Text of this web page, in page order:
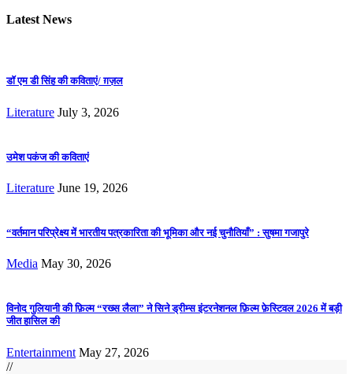
Latest News
डॉ एम डी सिंह की कविताएं/ ग़ज़ल
Literature July 3, 2026
उमेश पकंज की कविताएं
Literature June 19, 2026
“वर्तमान परिप्रेक्ष्य में भारतीय पत्रकारिता की भूमिका और नई चुनौतियाँ” : सुषमा गजापुरे
Media May 30, 2026
विनोद गुलियानी की फ़िल्म “रख्स लैला” ने सिने ड्रीम्स इंटरनेशनल फ़िल्म फ़ेस्टिवल 2026 में बड़ी
जीत हासिल की
Entertainment May 27, 2026
//